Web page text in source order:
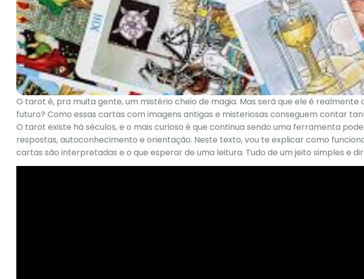
O tarot é, pra muita gente, um mistério cheio de magia. Mas será que ele é realmente
futuro? Como essas cartas com imagens antigas e misteriosas conseguem contar
O tarot existe há séculos, e o mais curioso é que continua sendo uma ferramenta
respostas, autoconhecimento e orientação. Neste texto, vou te explicar como
cartas são interpretadas e o que esperar de uma leitura. Tudo de um jeito simples e